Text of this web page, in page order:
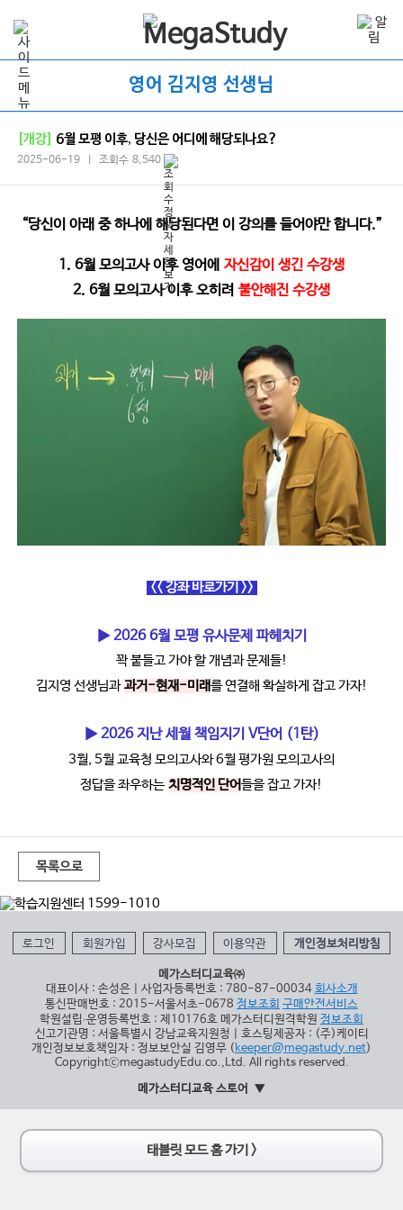
영어 김지영 선생님
[개강] 6월 모평 이후, 당신은 어디에 해당되나요?
2025-06-19 | 조회수 8,540
“당신이 아래 중 하나에 해당된다면 이 강의를 들어야만 합니다.”
1. 6월 모의고사 이후 영어에 자신감이 생긴 수강생
2. 6월 모의고사 이후 오히려 불안해진 수강생
<< 강좌 바로가기 >>
▶ 2026 6월 모평 유사문제 파헤치기
꽉 붙들고 가야 할 개념과 문제들!
김지영 선생님과과거-현재-미래를 연결해 확실하게 잡고 가자!
▶ 2026 지난 세월 책임지기 V단어 (1탄)
3월, 5월 교육청 모의고사와 6월 평가원 모의고사의
정답을 좌우하는치명적인 단어들을 잡고 가자!
목록으로
로그인 회원가입 강사모집 이용약관 개인정보처리방침
메가스터디교육㈜
대표이사 : 손성은 | 사업자등록번호 : 780-87-00034 회사소개
통신판매번호 : 2015-서울서초-0678 정보조회 구매안전서비스
학원설립∙운영등록번호 : 제10176호 메가스터디원격학원 정보조회
신고기관명 : 서울특별시 강남교육지원청 | 호스팅제공자 : (주)케이티
개인정보보호책임자 : 정보보안실 김영무 ( keeper@megastudy.net)
CopyrightⓒmegastudyEdu.co.,Ltd. All rights reserved.
메가스터디교육 스토어
태블릿 모드 홈 가기 >